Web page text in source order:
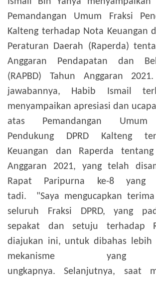
Pemandangan Umum Fraksi
Kalteng terhadap Nota Keuangan
Peraturan Daerah (Raperda)
Anggaran Pendapatan dan
(RAPBD) Tahun Anggaran
jawabannya, Habib Ismail
menyampaikan apresiasi dan
atas Pemandangan Umum
Pendukung DPRD Kalteng
Keuangan dan Raperda
Anggaran 2021, yang telah
Rapat Paripurna ke-8 yang
tadi. "Saya mengucapkan
seluruh Fraksi DPRD, yang
sepakat dan setuju terhadap
diajukan ini, untuk dibahas lebih
mekanisme yang
ungkapnya.Selanjutnya, saat